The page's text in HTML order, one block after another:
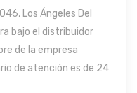
Los Ángeles Del
bajo el distribuidor
de la empresa
de atención es de 24